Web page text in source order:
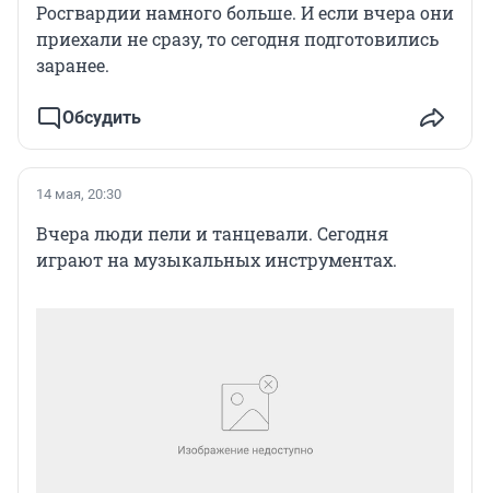
Росгвардии намного больше. И если вчера они
приехали не сразу, то сегодня подготовились
заранее.
Обсудить
14 мая, 20:30
Вчера люди пели и танцевали. Сегодня
играют на музыкальных инструментах.